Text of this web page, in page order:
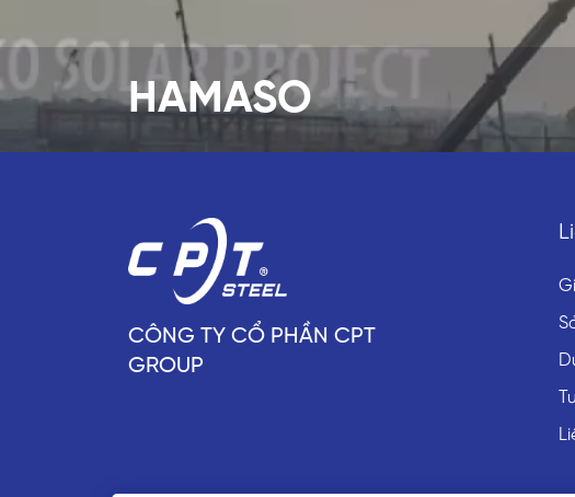
HAMASO
CÔNG TY CỔ PHẦN CPT
GROUP